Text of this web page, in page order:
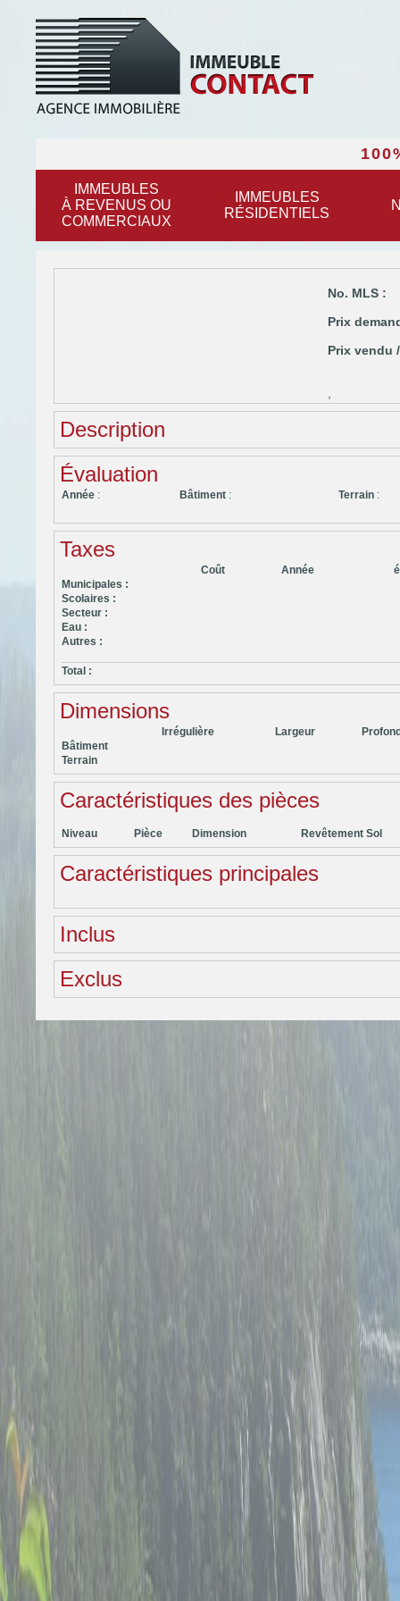
IMMEUBLES
À REVENUS OU
COMMERCIAUX
IMMEUBLES
RÉSIDENTIELS
No. MLS :
Prix
Prix vendu
Description
Évaluation
Année : Bâtiment : Terrain :
Taxes
Coût Année
Municipales :
Scolaires :
Secteur :
Eau :
Autres :
Total :
Dimensions
Irrégulière Largeur
Bâtiment
Terrain
Caractéristiques des pièces
Niveau Pièce Dimension Revêtement Sol
Caractéristiques principales
Inclus
Exclus